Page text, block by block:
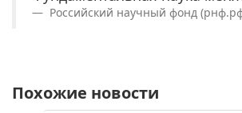
Российский научный фонд
Похожие новости